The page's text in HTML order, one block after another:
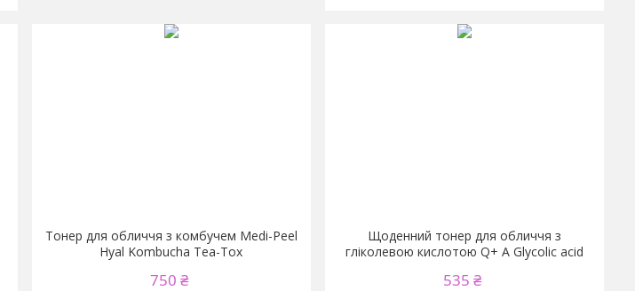
Тонер для обличчя з комбучем Medi-Peel
Hyal Kombucha Tea-Tox
750 ₴
Щоденний тонер для обличчя з
гліколевою кислотою Q+ А Glycolic acid
535 ₴